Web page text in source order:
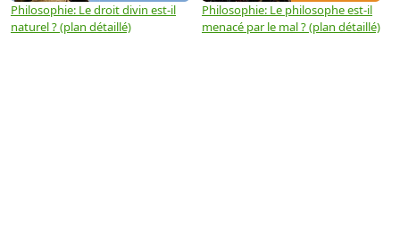
Philosophie: Le droit divin est-il
naturel ? (plan détaillé)
Philosophie: Le philosophe est-il
menacé par le mal ? (plan détaillé)